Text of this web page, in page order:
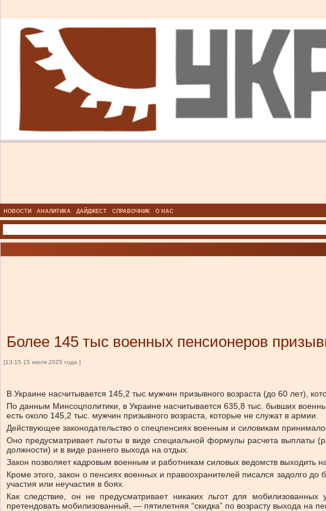
НОВОСТИ АНАЛИТИКА ДАЙДЖЕСТ СПРАВОЧНИК О НАС
Более 145 тыс военных пенсионеров
[13:15 15 июля 2025 года ]
В Украине насчитывается 145,2 тыс мужчин призывного возраста (до 60 лет),
По данным Минсоцполитики, в Украине насчитывается 635,8 тыс. бывших
есть около 145,2 тыс. мужчин призывного возраста, которые не служат в армии.
Действующее законодательство о спецпенсиях военным и силовикам
Оно предусматривает льготы в виде специальной формулы расчета выплаты
должности) и в виде раннего выхода на отдых.
Закон позволяет кадровым военным и работникам силовых ведомств выходить
Кроме этого, закон о пенсиях военных и правоохранителей писался задолго
участия или неучастия в боях.
Как следствие, он не предусматривает никаких льгот для
претендовать мобилизованный, — пятилетняя “скидка” по возрасту выхода на